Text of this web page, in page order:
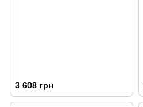
3 608 грн